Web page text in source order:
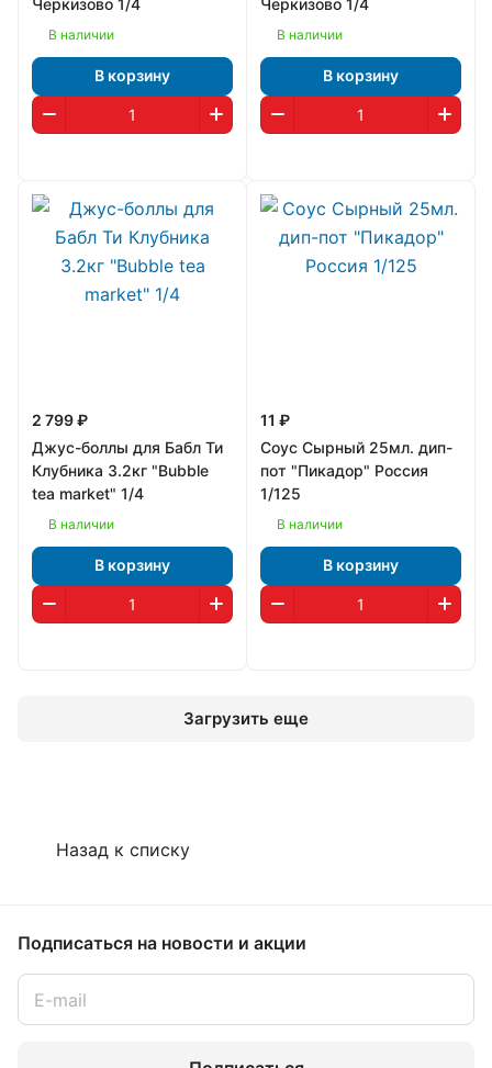
В наличии
В корзину
В наличии
В корзину
2 799 ₽
Джус-боллы для Бабл Ти
Клубника 3.2кг "Bubble
tea market" 1/4
В наличии
В корзину
11 ₽
Соус Сырный 25мл. дип-
пот "Пикадор" Россия
1/125
В наличии
В корзину
Загрузить еще
Назад к списку
Подписаться на новости и акции